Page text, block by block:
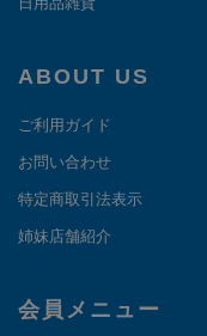
ABOUT US
ご利用ガイド
お問い合わせ
特定商取引法表示
姉妹店舗紹介
会員メニュー